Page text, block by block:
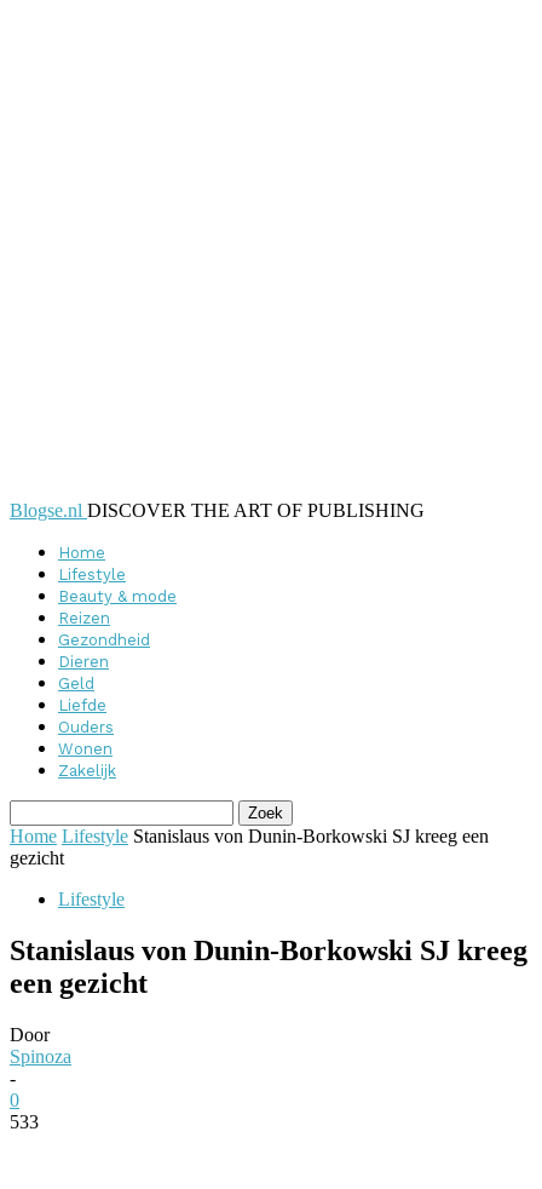
Blogse.nl DISCOVER THE ART OF PUBLISHING
Home
Lifestyle
Beauty & mode
Reizen
Gezondheid
Dieren
Geld
Liefde
Ouders
Wonen
Zakelijk
Home Lifestyle Stanislaus von Dunin-Borkowski SJ kreeg een
gezicht
Lifestyle
Stanislaus von Dunin-Borkowski SJ kreeg
een gezicht
Door
Spinoza
-
0
533